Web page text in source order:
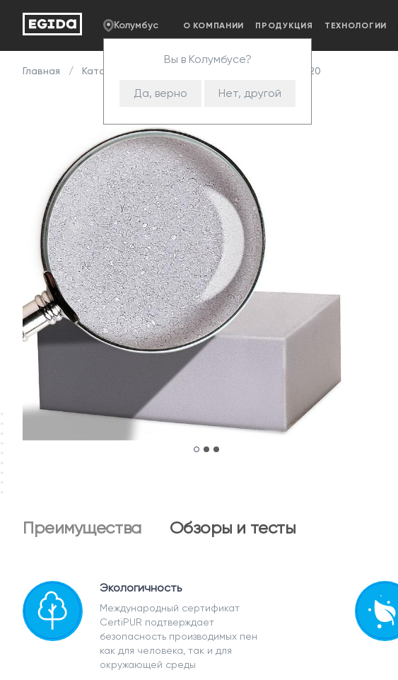
Колумбус
Вы в Колумбусе?
Да, верно Нет, другой
О КОМПАНИИ ПРОДУКЦИЯ ТЕХНОЛОГИИ
Главная Каталог HS 2520
Преимущества Обзоры и тесты
Экологичность
Международный сертификат
CertiPUR подтверждает
безопасность производимых пен
как для человека, так и для
окружающей среды